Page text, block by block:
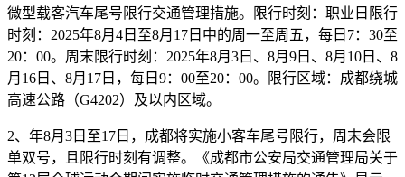
微型载客汽车尾号限行交通管理措施。限行时刻：职业日限行
时刻：2025年8月4日至8月17日中的周一至周五，每日7：30至
20：00。周末限行时刻：2025年8月3日、8月9日、8月10日、8
月16日、8月17日，每日9：00至20：00。限行区域：成都绕城
高速公路（G4202）及以内区域。
2、年8月3日至17日，成都将实施小客车尾号限行，周末会限
单双号，且限行时刻有调整。《成都市公安局交通管理局关于